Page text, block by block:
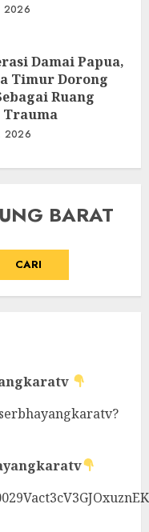
2026
Damai Papua,
Timur Dorong
Ruang
Trauma
2026
BARAT
CARI